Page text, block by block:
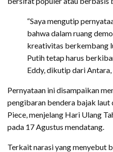
“Saya mengutip
bahwa dalam ruang
kreativitas berkembang
Putih tetap harus
Eddy, dikutip dari Antara,
Pernyataan ini disampaikan
pengibaran bendera bajak laut
Piece, menjelang Hari Ulang
pada 17 Agustus mendatang.
Terkait narasi yang menyebut